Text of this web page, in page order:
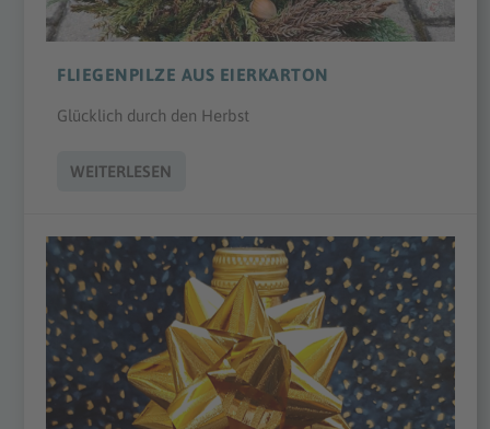
FLIEGENPILZE AUS EIERKARTON
Glücklich durch den Herbst
WEITERLESEN